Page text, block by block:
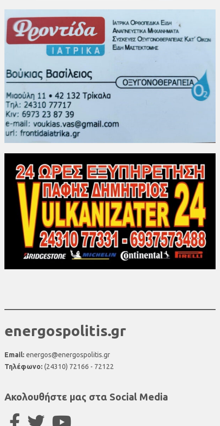
energospolitis.gr
Email: energos@energospolitis.gr
Τηλέφωνο: (24310) 72166 - 72122
Ακολουθήστε μας στα Social Media